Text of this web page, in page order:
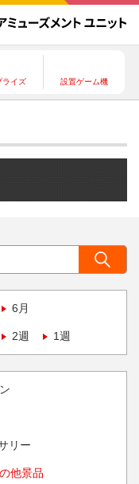
ライズ 設置ゲーム機
6月
2週 1週
リー
他景品